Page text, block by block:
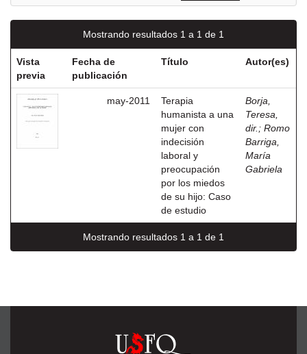
Mostrando resultados 1 a 1 de 1
Vista
previa
Fecha de
publicación
Título Autor(es)
may-2011
Terapia
humanista a una
mujer con
indecisión
laboral y
preocupación
por los miedos
de su hijo: Caso
de estudio
Borja,
Teresa,
dir. ; Romo
Barriga,
María
Gabriela
Mostrando resultados 1 a 1 de 1